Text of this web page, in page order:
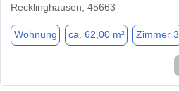
Recklinghausen, 45663
Wohnung ca. 62,00 m² Zimmer 3